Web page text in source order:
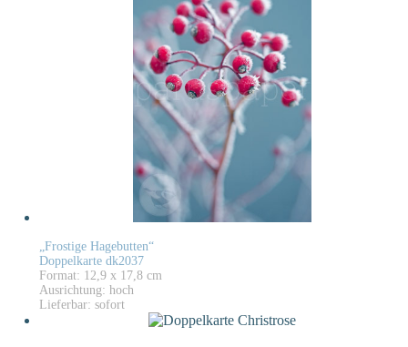
„Frostige Hagebutten“
Doppelkarte dk2037
Format: 12,9 x 17,8 cm
Ausrichtung: hoch
Lieferbar: sofort